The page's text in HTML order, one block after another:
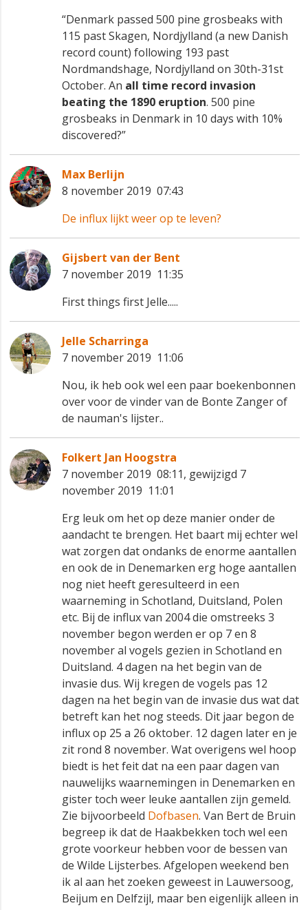
“Denmark passed 500 pine grosbeaks with
115 past Skagen, Nordjylland (a new Danish
record count) following 193 past
Nordmandshage, Nordjylland on 30th-31st
October. An all time record invasion
beating the 1890 eruption. 500 pine
grosbeaks in Denmark in 10 days with 10%
discovered?”
Max Berlijn
8 november 2019 07:43
De influx lijkt weer op te leven?
Gijsbert van der Bent
7 november 2019 11:35
First things first Jelle.....
Jelle Scharringa
7 november 2019 11:06
Nou, ik heb ook wel een paar boekenbonnen
over voor de vinder van de Bonte Zanger of
de nauman's lijster..
Folkert Jan Hoogstra
7 november 2019 08:11, gewijzigd 7
november 2019 11:01
Erg leuk om het op deze manier onder de
aandacht te brengen. Het baart mij echter wel
wat zorgen dat ondanks de enorme aantallen
en ook de in Denemarken erg hoge aantallen
nog niet heeft geresulteerd in een
waarneming in Schotland, Duitsland, Polen
etc. Bij de influx van 2004 die omstreeks 3
november begon werden er op 7 en 8
november al vogels gezien in Schotland en
Duitsland. 4 dagen na het begin van de
invasie dus. Wij kregen de vogels pas 12
dagen na het begin van de invasie dus wat dat
betreft kan het nog steeds. Dit jaar begon de
influx op 25 a 26 oktober. 12 dagen later en je
zit rond 8 november. Wat overigens wel hoop
biedt is het feit dat na een paar dagen van
nauwelijks waarnemingen in Denemarken en
gister toch weer leuke aantallen zijn gemeld.
Zie bijvoorbeeld Dofbasen. Van Bert de Bruin
begreep ik dat de Haakbekken toch wel een
grote voorkeur hebben voor de bessen van
de Wilde Lijsterbes. Afgelopen weekend ben
ik al aan het zoeken geweest in Lauwersoog,
Beijum en Delfzijl, maar ben eigenlijk alleen in